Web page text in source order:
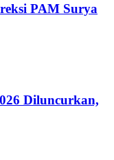
PAM Surya
Diluncurkan,